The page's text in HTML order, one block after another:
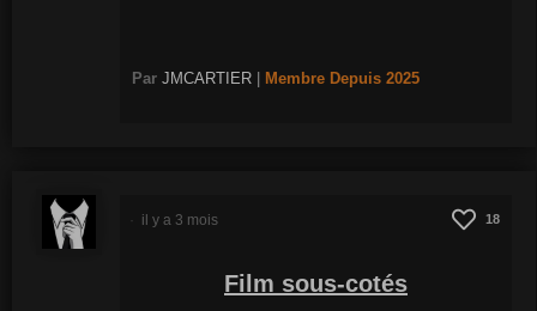
Par JMCARTIER Membre Depuis 2025
18
Film sous-cotés
il y a 3 mois